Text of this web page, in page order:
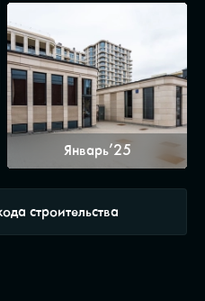
Январь’25
строительства